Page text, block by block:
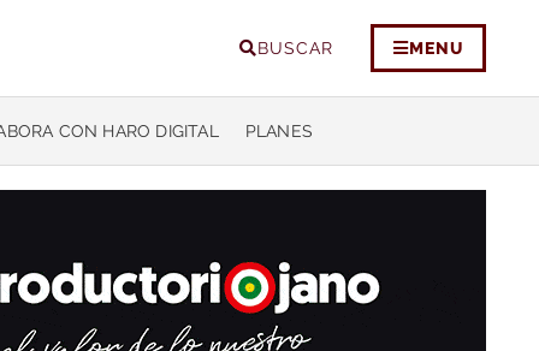
BUSCAR MENU
CON HARO DIGITAL PLANES